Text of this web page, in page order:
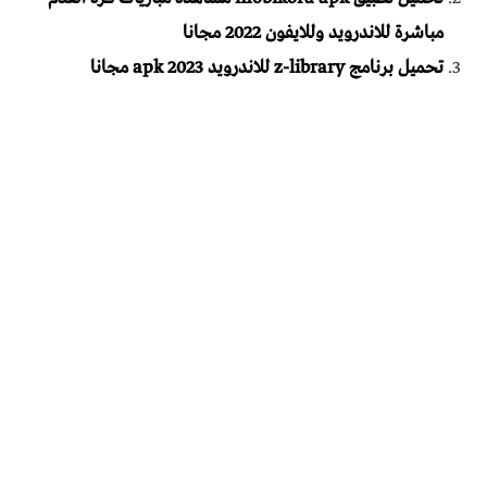
مباشرة للاندرويد وللايفون 2022 مجانا
تحميل برنامج z-library للاندرويد apk 2023 مجانا